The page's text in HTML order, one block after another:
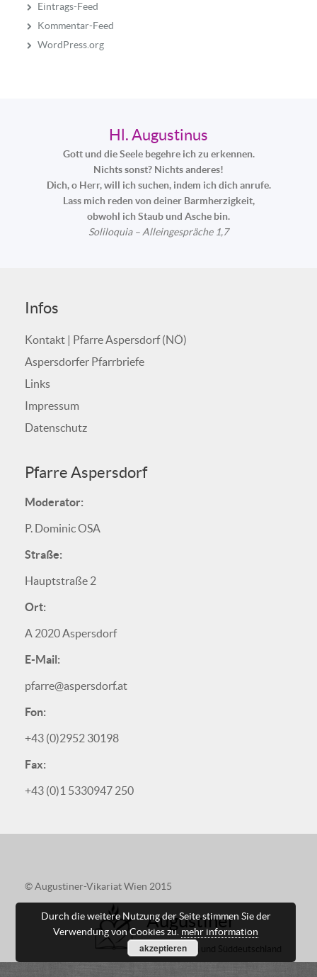
Eintrags-Feed
Kommentar-Feed
WordPress.org
Hl. Augustinus
Gott und die Seele begehre ich zu erkennen.
Nichts sonst? Nichts anderes!
Dich, o Herr, will ich suchen, indem ich dich anrufe.
Lass mich reden von deiner Barmherzigkeit,
obwohl ich Staub und Asche bin.
Soliloquia – Alleingespräche 1,7
Infos
Kontakt | Pfarre Aspersdorf (NÖ)
Aspersdorfer Pfarrbriefe
Links
Impressum
Datenschutz
Pfarre Aspersdorf
Moderator:
P. Dominic OSA
Straße:
Hauptstraße 2
Ort:
A 2020 Aspersdorf
E-Mail:
pfarre@aspersdorf.at
Fon:
+43 (0)2952 30198
Fax:
+43 (0)1 5330947 250
© Augustiner-Vikariat Wien 2015
Augustiner
in Österreich und Süddeutschland
Durch die weitere Nutzung der Seite stimmen Sie der
Verwendung von Cookies zu. mehr information
akzeptieren